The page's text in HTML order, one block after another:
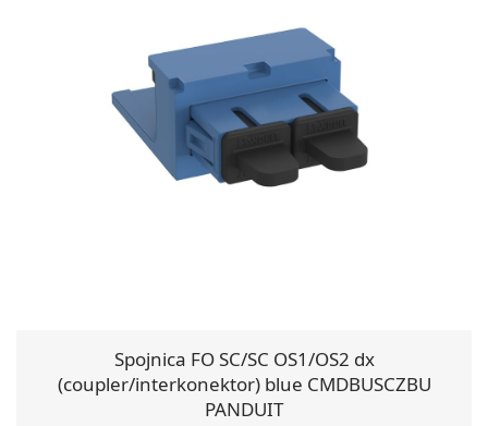
Spojnica FO SC/SC OS1/OS2 dx
(coupler/interkonektor) blue CMDBUSCZBU
PANDUIT